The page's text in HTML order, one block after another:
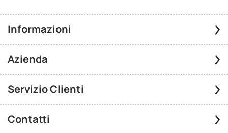
Informazioni
Azienda
Servizio Clienti
Contatti